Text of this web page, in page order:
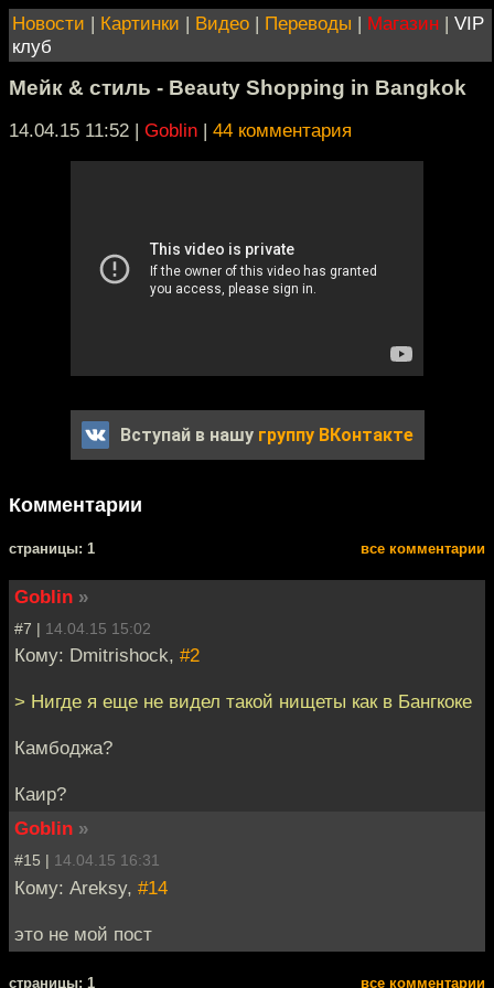
Новости | Картинки | Видео | Переводы | Магазин | VIP
клуб
Мейк & стиль - Beauty Shopping in Bangkok
14.04.15 11:52 | Goblin | 44 комментария
Вступай в нашу группу ВКонтакте
Комментарии
cтраницы: 1 все комментарии
Goblin »
#7 | 14.04.15 15:02
Кому: Dmitrishock, #2
> Нигде я еще не видел такой нищеты как в Бангкоке
Камбоджа?
Каир?
Goblin »
#15 | 14.04.15 16:31
Кому: Areksy, #14
это не мой пост
cтраницы: 1 все комментарии